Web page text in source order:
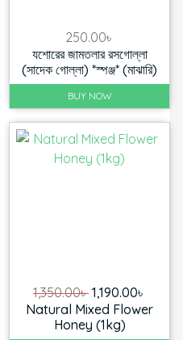
250.00৳
যশোরের জামতলার রসগোল্লা
(সাদেক গোল্লা) *স্পঞ্জ* (মাঝারি)
BUY NOW
1,350.00৳ Original
price
was:
1,190.00৳
price
Natural Mixed Flower
Honey (1kg)